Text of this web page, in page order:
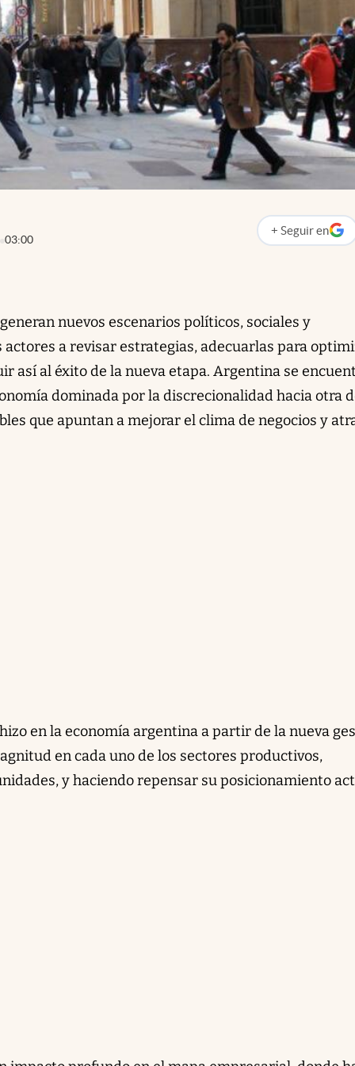
03:00
+ Seguir en
abre en nueva
nuevos escenarios políticos, sociales y
actores a revisar estrategias, adecuarlas para
así al éxito de la nueva etapa. Argentina se
dominada por la discrecionalidad hacia otra
que apuntan a mejorar el clima de negocios y
en la economía argentina a partir de la nueva
en cada uno de los sectores productivos,
y haciendo repensar su posicionamiento